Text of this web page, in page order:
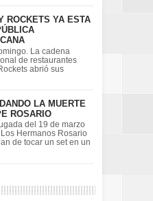
ROCKETS YA ESTA
La cadena
de restaurantes
abrió sus
LA MUERTE
ROSARIO
del 19 de marzo
Hermanos Rosario
de tocar un set en un